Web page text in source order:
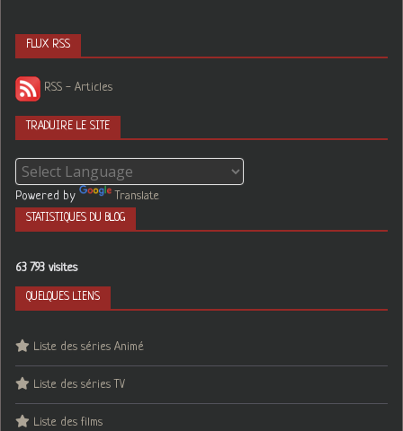
FLUX RSS
RSS - Articles
TRADUIRE LE SITE
Powered by Translate
STATISTIQUES DU BLOG
63 793 visites
QUELQUES LIENS
Liste des séries Animé
Liste des séries TV
Liste des films